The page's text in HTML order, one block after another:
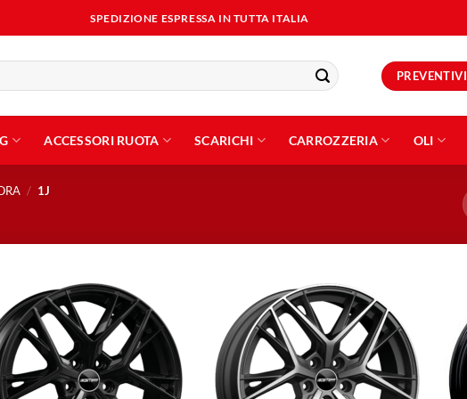
SPEDIZIONE ESPRESSA IN TUTTA ITALIA
PREVENTIVI
ACCESSORI RUOTA SCARICHI CARROZZERIA OLI
/ 1J
Aggiungi
alla lista
dei
desideri
Aggiungi
alla lista
dei
desideri